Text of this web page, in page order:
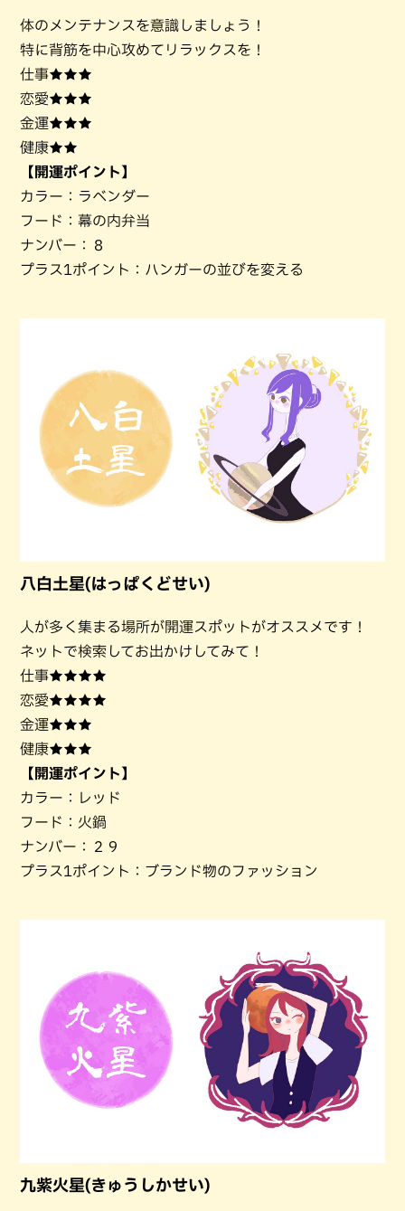
体のメンテナンスを意識しましょう！
特に背筋を中心攻めてリラックスを！
仕事★★★
恋愛★★★
金運★★★
健康★★
【開運ポイント】
カラー：ラベンダー
フード：幕の内弁当
ナンバー：８
プラス1ポイント：ハンガーの並びを変える
八白土星(はっぱくどせい)
人が多く集まる場所が開運スポットがオススメです！
ネットで検索してお出かけしてみて！
仕事★★★★
恋愛★★★★
金運★★★
健康★★★
【開運ポイント】
カラー：レッド
フード：火鍋
ナンバー：２９
プラス1ポイント：ブランド物のファッション
九紫火星(きゅうしかせい)